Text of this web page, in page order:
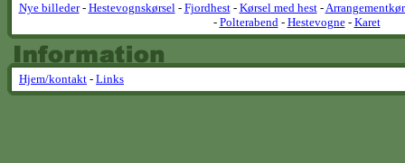
Nye billeder- Hestevognskørsel- Fjordhest- Kørsel med hest-
- Polterabend- Hestevogne- Karet
Hjem/kontakt - Links